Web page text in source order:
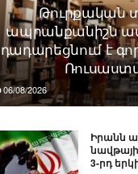
Թուրքական
ապրանքանիշն
դադարեցնում է
06/08/2026
Իրանն
3-րդ